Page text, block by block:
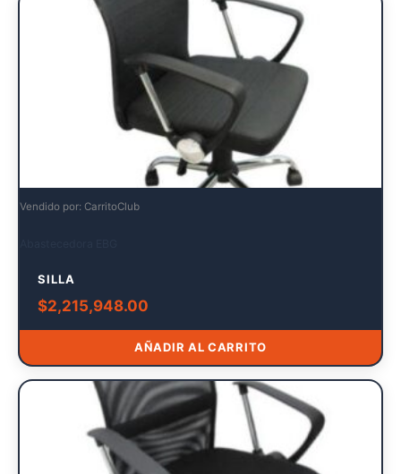
Vendido por: CarritoClub
SILLA
$2,215,948.00
AÑADIR AL CARRITO